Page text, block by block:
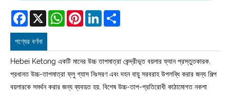
Facebook
X WhatsAppPinterestLinkedIn
পণ্যের বর্ণনা
Hebei Ketong একটি মানের উচ্চ তাপমাত্রা কেন্দ্রীভূত বয়লার ফ্যান প্রস্তুতকারক,
প্রধানত উচ্চ-তাপমাত্রা ফ্লু গ্যাস নিঃসরণ এবং দহন বায়ু সরবরাহ উপলব্ধি করার জন্য শিল্প
বয়লারকে সমর্থন করার জন্য ব্যবহৃত হয়, বিশেষ উচ্চ-তাপ-প্রতিরোধী কাঠামোগত নকশা